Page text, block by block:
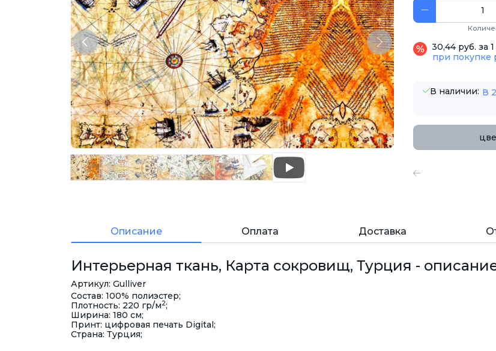
Previous Next
30,44 руб. за
при покупке
В наличии: В
Описание Оплата Доставка
Интерьерная ткань, Карта сокровищ, Турция -
Артикул: Gulliver
Состав: 100% полиэстер;
Плотность: 220 гр/м2;
Ширина: 180 см;
Принт: цифровая печать Digital;
Страна: Турция;